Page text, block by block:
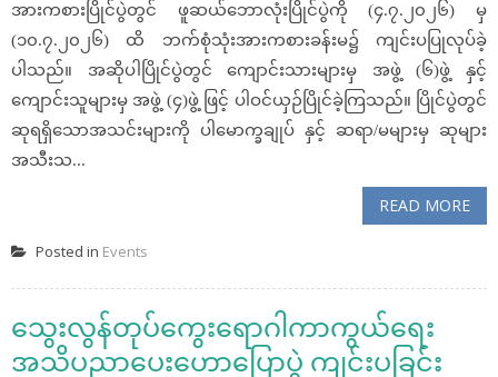
အားကစားပြိုင်ပွဲတွင် ဖူဆယ်ဘောလုံးပြိုင်ပွဲကို (၄.၇.၂၀၂၆) မှ
(၁၀.၇.၂၀၂၆) ထိ ဘက်စုံသုံးအားကစားခန်းမ၌ ကျင်းပပြုလုပ်ခဲ့
ပါသည်။ အဆိုပါပြိုင်ပွဲတွင် ကျောင်းသားများမှ အဖွဲ့ (၆)ဖွဲ့ နှင့်
ကျောင်းသူများမှ အဖွဲ့ (၄)ဖွဲ့ ဖြင့် ပါဝင်ယှဉ်ပြိုင်ခဲ့ကြသည်။ ပြိုင်ပွဲတွင်
ဆုရရှိသောအသင်းများကို ပါမောက္ခချုပ် နှင့် ဆရာ/မများမှ ဆုများ
အသီးသ...
READ MORE
Posted in Events
သွေးလွန်တုပ်ကွေးရောဂါကာကွယ်ရေး
အသိပညာပေးဟောပြောပွဲ ကျင်းပခြင်း